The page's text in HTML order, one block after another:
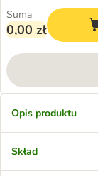
Suma
0,00 zł
Opis produktu
Skład